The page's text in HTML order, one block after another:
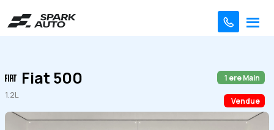
Fiat 500
1.2L
Vendue
1 ere Main